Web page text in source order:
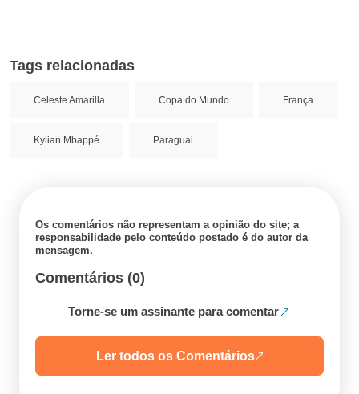
Tags relacionadas
Celeste Amarilla Copa do Mundo França
Kylian Mbappé Paraguai
Os comentários não representam a opinião do site; a
responsabilidade pelo conteúdo postado é do autor da
mensagem.
Comentários (0)
Torne-se um assinante para comentar
Ler todos os Comentários